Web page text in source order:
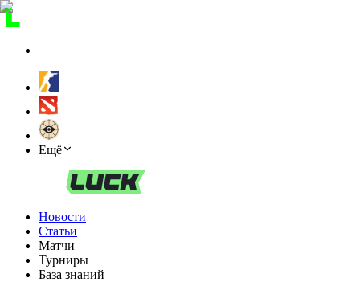
Ещё
Новости
Статьи
Матчи
Турниры
База знаний